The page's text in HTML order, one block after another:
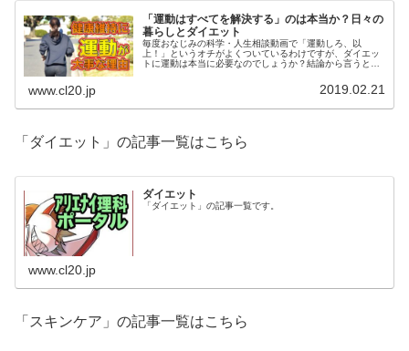
「運動はすべてを解決する」のは本当か？日々の
暮らしとダイエット
毎度おなじみの科学・人生相談動画で「運動しろ、以
上！」というオチがよくついているわけですが、ダイエッ
トに運動は本当に必要なのでしょうか？結論から言うと、
www.cl20.jp 2019.02.21
「ダイエット」の記事一覧はこちら
ダイエット
「ダイエット」の記事一覧です。
www.cl20.jp
「スキンケア」の記事一覧はこちら